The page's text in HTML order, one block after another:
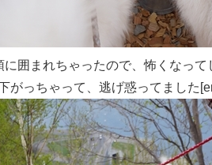
囲まれちゃったので、怖くなって
がっちゃって、逃げ惑ってました